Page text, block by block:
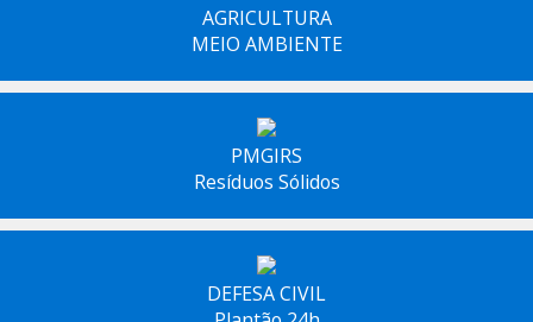
AGRICULTURA
MEIO AMBIENTE
PMGIRS
Resíduos Sólidos
DEFESA CIVIL